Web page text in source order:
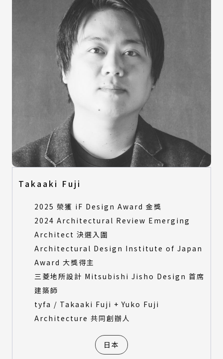
Takaaki Fuji
2025 榮獲 iF Design Award 金獎
2024 Architectural Review Emerging
Architect 決選入圍
Architectural Design Institute of Japan
Award 大獎得主
三菱地所設計 Mitsubishi Jisho Design 首席
建築師
tyfa / Takaaki Fuji + Yuko Fuji
Architecture 共同創辦人
日本